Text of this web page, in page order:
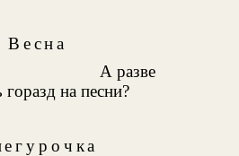
Весна
А разве
на песни?